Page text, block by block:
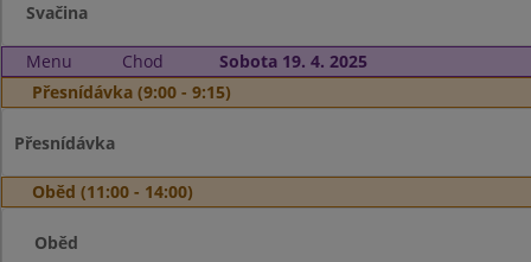
Svačina
Menu Chod
Sobota 19. 4. 2025
Přesnídávka (9:00 - 9:15)
Přesnídávka
Oběd (11:00 - 14:00)
Oběd